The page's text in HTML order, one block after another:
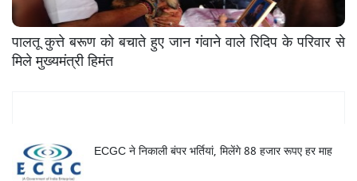
पालतू कुत्ते बरूण को बचाते हुए जान गंवाने वाले रिदिप के परिवार से
मिले मुख्यमंत्री हिमंत
ECGC ने निकाली बंपर भर्तियां, मिलेंगे 88 हजार रूपए हर माह